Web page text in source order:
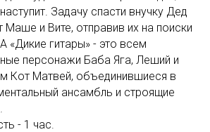
Задачу спасти внучку Дед
и Вите, отправив их на поиски
«Дикие гитары» - это всем
персонажи Баба Яга, Леший и
Кот Матвей, объединившиеся в
ансамбль и строящие
- 1 час.